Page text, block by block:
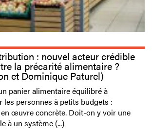
: nouvel acteur crédible
la précarité alimentaire ?
et Dominique Paturel)
panier alimentaire équilibré à
les personnes à petits budgets :
œuvre concrète. Doit-on y voir une
à un système (...)